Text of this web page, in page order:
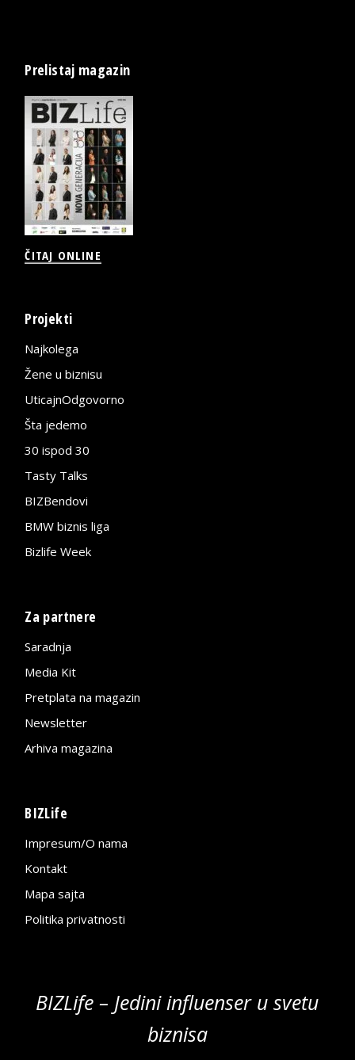
Prelistaj magazin
ČITAJ ONLINE
Projekti
Najkolega
Žene u biznisu
UticajnOdgovorno
Šta jedemo
30 ispod 30
Tasty Talks
BIZBendovi
BMW biznis liga
Bizlife Week
Za partnere
Saradnja
Media Kit
Pretplata na magazin
Newsletter
Arhiva magazina
BIZLife
Impresum/O nama
Kontakt
Mapa sajta
Politika privatnosti
BIZLife – Jedini influenser u svetu
biznisa